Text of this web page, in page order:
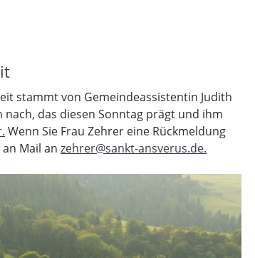
stammt von Gemeindeassistentin Judith
das diesen Sonntag prägt und ihm
Wenn Sie Frau Zehrer eine Rückmeldung
Mail an zehrer@sankt-ansverus.de.